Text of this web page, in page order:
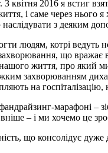
З квітня 2016 я встиг
і саме через
з деяким
людям, котрі ведуть
що вражає
життя, про який
захворюванням
на
марафоні –
– і ми хочемо це
що консолідує